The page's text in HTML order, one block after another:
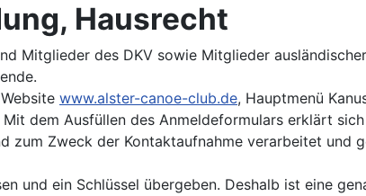
Hausrecht
Mitglieder des DKV sowie Mitglieder
www.alster-canoe-club.de, Hauptmenü
dem Ausfüllen des Anmeldeformulars erklärt
zum Zweck der Kontaktaufnahme verarbeitet und
und ein Schlüssel übergeben. Deshalb ist eine